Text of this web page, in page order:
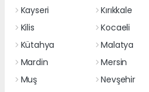
Kayseri
Kırıkkale
Kilis
Kocaeli
Kütahya
Malatya
Mardin
Mersin
Muş
Nevşehir